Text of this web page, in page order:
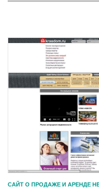
CАЙТ О ПРОДАЖЕ И АРЕНДЕ